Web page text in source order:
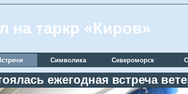
на таркр «Киров»
Символика Североморск
ежегодная встреча